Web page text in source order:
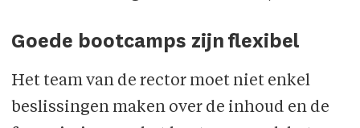
Goede bootcamps zijn flexibel
Het team van de rector moet niet enkel
beslissingen maken over de inhoud en de